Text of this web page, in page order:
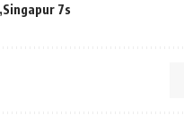
Singapur 7s